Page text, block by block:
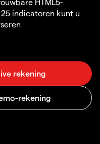
indicatoren kunt u